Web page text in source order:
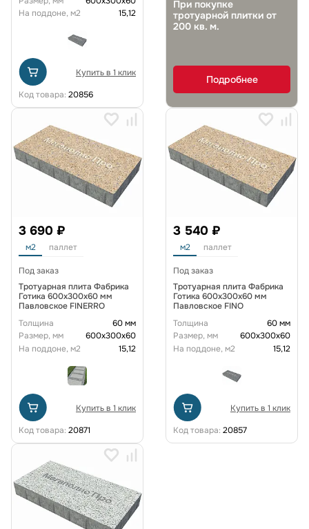
На поддоне, м2
15,12
Купить в 1 клик
Код товара: 20856
При покупке
тротуарной плитки от
200 кв. м.
Подробнее
3 690 ₽
м2 паллет
Под заказ
Тротуарная плита Фабрика
Готика 600х300х60 мм
Павловское FINERRO
Толщина
60 мм
Размер, мм
600х300х60
На поддоне, м2
15,12
Купить в 1 клик
Код товара: 20871
3 540 ₽
м2 паллет
Под заказ
Тротуарная плита Фабрика
Готика 600х300х60 мм
Павловское FINO
Толщина
60 мм
Размер, мм
600х300х60
На поддоне, м2
15,12
Купить в 1 клик
Код товара: 20857